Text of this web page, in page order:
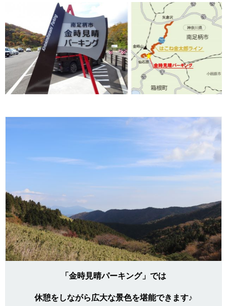
「金時見晴パーキング」では
休憩をしながら広大な景色を堪能できます♪